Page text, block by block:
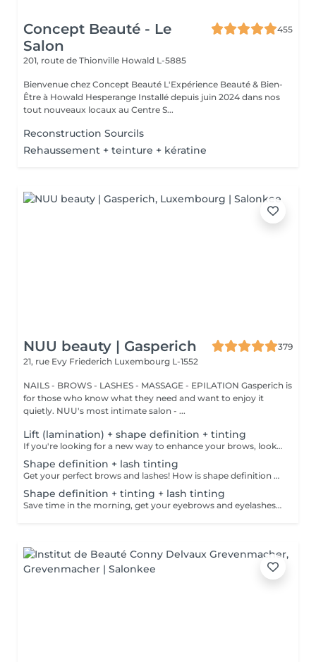
Concept Beauté - Le
Salon
455
201, route de Thionville Howald L-5885
Bienvenue chez Concept Beauté L'Expérience Beauté & Bien-
Être à Howald Hesperange Installé depuis juin 2024 dans nos
tout nouveaux locaux au Centre S...
Reconstruction Sourcils
Rehaussement + teinture + kératine
NUU beauty | Gasperich
379
21, rue Evy Friederich Luxembourg L-1552
NAILS - BROWS - LASHES - MASSAGE - EPILATION Gasperich is
for those who know what they need and want to enjoy it
quietly. NUU's most intimate salon - ...
Lift (lamination) + shape definition + tinting
If you're looking for a new way to enhance your brows, look no further than brow lift! The specialist covers the hairs with special compositions for long-term styling and fixation. Eyebrow lamination is accompanied by coloring. As a result, the eyebrows become bright, neat and well-groomed, and the desired shape remains unchanged for a long time. How is the brow lift done? - consultation is performed - brows are washed - brow style is applied - brow set is applied - excess hair is removed with tweezers - tinting is performed - products are removed - brows are styled Age restrictions: recommended to do from 16 years. Post procedure recommendations: do not wash brows, do not go to sauna, do not put on makeup for 24 hours. Frequency: once in 6-8 weeks.
Shape definition + lash tinting
Get your perfect brows and lashes! How is shape definition + lash tinting done? - consultation is performed - brows are washed - excess hair is removed with wax - excess hair is removed with tweezers - brows are styled - lashes are washed - patches are applied - tinting is performed - patches are removed Age restrictions: recommended to do from 12 years. Post procedure recommendations: do not put makeup on the skin near the brows 4 hours after the procedure. Frequency: once in 3-4 weeks.
Shape definition + tinting + lash tinting
Save time in the morning, get your eyebrows and eyelashes done! How is the shape definition + tinting + lash tinting done? - consultation is performed - brows are washed - excess hair is removed with wax - excess hair is removed with tweezers - tinting is performed - excess paint is removed - lashes are washed - patches are applied - tinting is performed - patches are removed Age restrictions: recommended age from 14 years. Post procedure recommendations: do not wash brows and lashes, do not put on makeup for 12 hours. Frequency: once in 3-4 weeks.